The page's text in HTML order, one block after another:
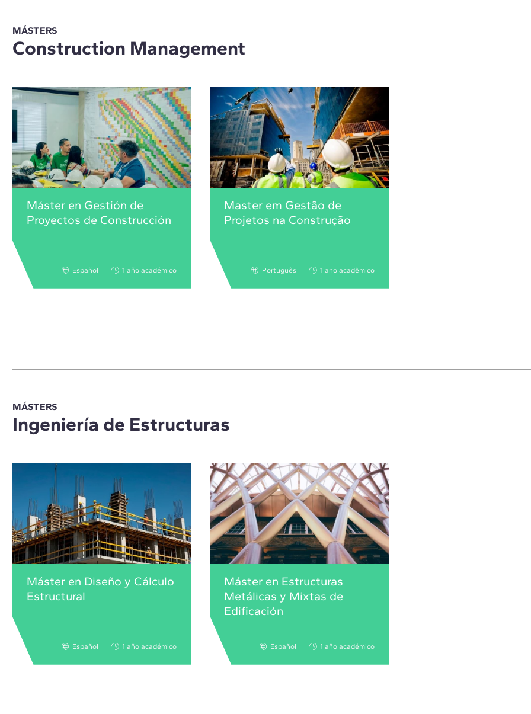
MÁSTERS
Construction Management
Máster en Gestión de
Proyectos de Construcción
Español 1 año académico
Master em Gestão de
Projetos na Construção
Português 1 ano acadêmico
MÁSTERS
Ingeniería de Estructuras
Máster en Diseño y Cálculo
Estructural
Español 1 año académico
Máster en Estructuras
Metálicas y Mixtas de
Edificación
Español 1 año académico